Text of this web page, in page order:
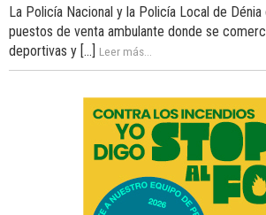
La Policía Nacional y la Policía Local de Dénia
puestos de venta ambulante donde se
deportivas y [...] Leer más...